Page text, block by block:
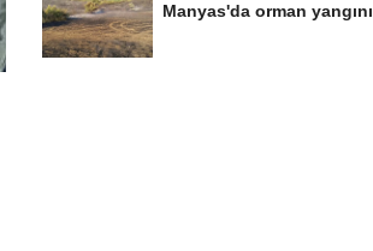
Manyas'da orman yangını